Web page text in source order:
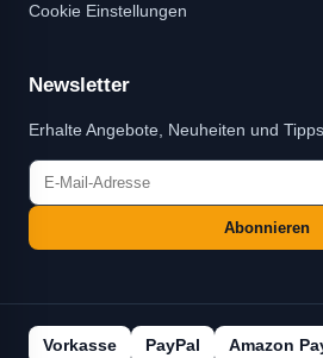
Cookie Einstellungen
Newsletter
Erhalte Angebote, Neuheiten und
Abonnieren
Vorkasse PayPal Amazon